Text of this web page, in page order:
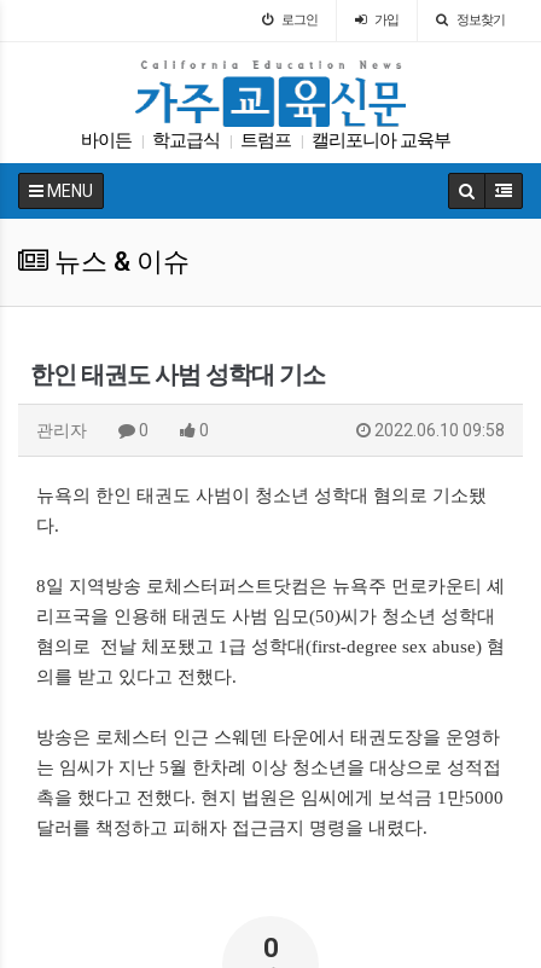
로그인 가입 정보찾기
바이든 학교급식 트럼프 캘리포니아 교육부
| 대입 학자금 휴교 교육정책 차터스쿨
MENU
뉴스 & 이슈
한인 태권도 사범 성학대 기소
관리자 0 0 2022.06.10 09:58
뉴욕의 한인 태권도 사범이 청소년 성학대 혐의로 기소됐
다.
8일 지역방송 로체스터퍼스트닷컴은 뉴욕주 먼로카운티 셰
리프국을 인용해 태권도 사범 임모(50)씨가 청소년 성학대
혐의로 전날 체포됐고 1급 성학대(first-degree sex abuse) 혐
의를 받고 있다고 전했다.
방송은 로체스터 인근 스웨덴 타운에서 태권도장을 운영하
는 임씨가 지난 5월 한차례 이상 청소년을 대상으로 성적접
촉을 했다고 전했다. 현지 법원은 임씨에게 보석금 1만5000
달러를 책정하고 피해자 접근금지 명령을 내렸다.
0